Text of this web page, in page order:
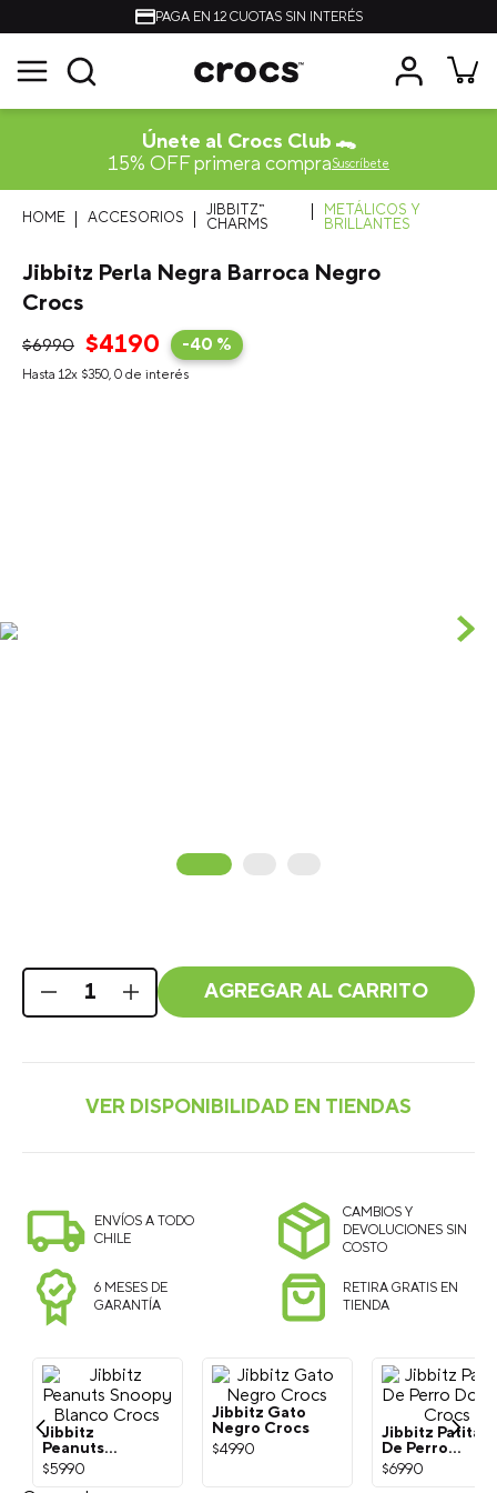
PAGA EN 12 CUOTAS SIN INTERÉS
Únete al Crocs Club 🐊
15% OFF primera compraSuscríbete
ACCESORIOS
JIBBITZ™
CHARMS
METÁLICOS Y
BRILLANTES
Jibbitz Perla Negra Barroca Negro
Crocs
$6990 $4190 -40 %
Hasta 12x $350, 0 de interés
AGREGAR AL CARRITO
ENVÍOS A TODO
CHILE
CAMBIOS Y
DEVOLUCIONES SIN
COSTO
6 MESES DE
GARANTÍA
RETIRA GRATIS EN
TIENDA